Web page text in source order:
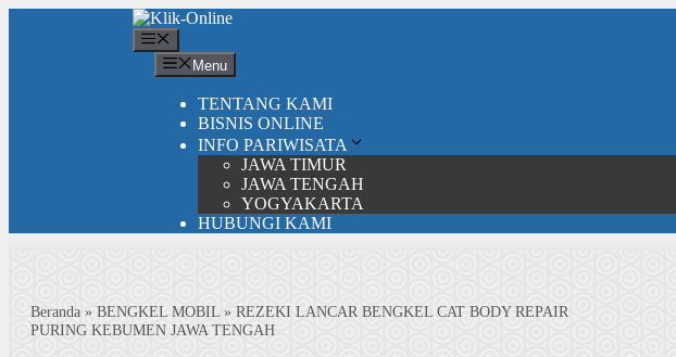
Menu
TENTANG KAMI
BISNIS ONLINE
INFO PARIWISATA
JAWA TIMUR
JAWA TENGAH
YOGYAKARTA
HUBUNGI KAMI
Beranda » BENGKEL MOBIL » REZEKI LANCAR BENGKEL CAT BODY REPAIR
PURING KEBUMEN JAWA TENGAH